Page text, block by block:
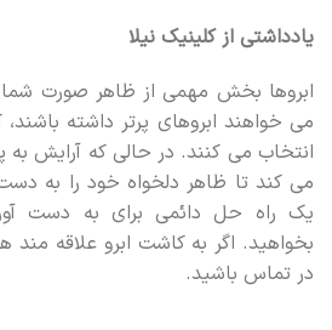
یادداشتی از کلینیک نیلا
ابروها بخش مهمی از ظاهر صورت شما
می خواهند ابروهای پرتر داشته
انتخاب می کنند. در حالی که آرایش به
می کند تا ظاهر دلخواه خود را به
یک راه حل دائمی برای به دست
بخواهید. اگر به کاشت ابرو علاقه مند
در تماس باشید.